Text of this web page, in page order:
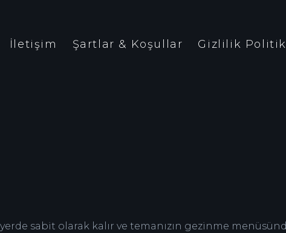
İletişim Şartlar & Koşullar Gizlilik
sabit olarak kalır ve temanızın gezinme